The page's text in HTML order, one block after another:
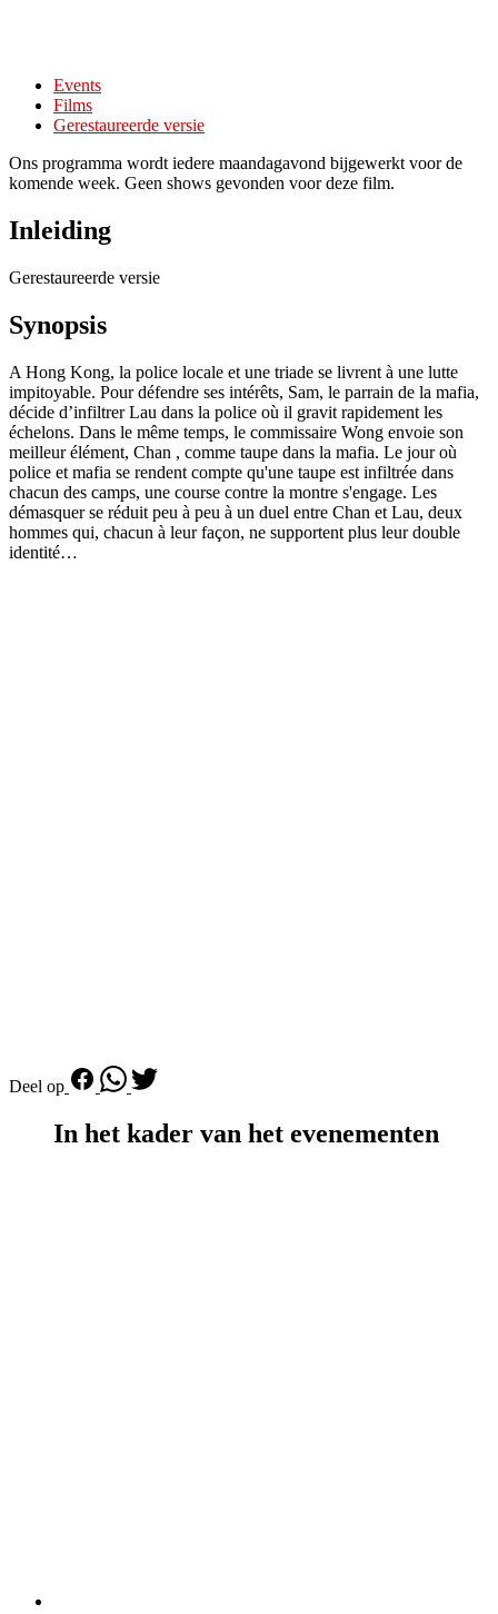
Events
Films
Gerestaureerde versie
Ons programma wordt iedere maandagavond bijgewerkt voor de
komende week. Geen shows gevonden voor deze film.
Inleiding
Gerestaureerde versie
Synopsis
A Hong Kong, la police locale et une triade se livrent à une lutte
impitoyable. Pour défendre ses intérêts, Sam, le parrain de la mafia,
décide d’infiltrer Lau dans la police où il gravit rapidement les
échelons. Dans le même temps, le commissaire Wong envoie son
meilleur élément, Chan , comme taupe dans la mafia. Le jour où
police et mafia se rendent compte qu'une taupe est infiltrée dans
chacun des camps, une course contre la montre s'engage. Les
démasquer se réduit peu à peu à un duel entre Chan et Lau, deux
hommes qui, chacun à leur façon, ne supportent plus leur double
identité…
Deel op
In het kader van het evenementen